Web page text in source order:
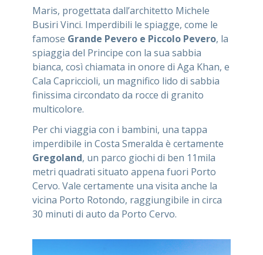
Maris, progettata dall’architetto Michele
Busiri Vinci. Imperdibili le spiagge, come le
famose Grande Pevero e Piccolo Pevero, la
spiaggia del Principe con la sua sabbia
bianca, così chiamata in onore di Aga Khan, e
Cala Capriccioli, un magnifico lido di sabbia
finissima circondato da rocce di granito
multicolore.
Per chi viaggia con i bambini, una tappa
imperdibile in Costa Smeralda è certamente
Gregoland, un parco giochi di ben 11mila
metri quadrati situato appena fuori Porto
Cervo. Vale certamente una visita anche la
vicina Porto Rotondo, raggiungibile in circa
30 minuti di auto da Porto Cervo.